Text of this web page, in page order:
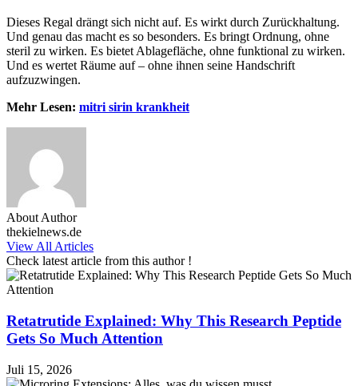
Dieses Regal drängt sich nicht auf. Es wirkt durch Zurückhaltung.
Und genau das macht es so besonders. Es bringt Ordnung, ohne
steril zu wirken. Es bietet Ablagefläche, ohne funktional zu wirken.
Und es wertet Räume auf – ohne ihnen seine Handschrift
aufzuzwingen.
Mehr Lesen: mitri sirin krankheit
About Author
thekielnews.de
View All Articles
Check latest article from this author !
Retatrutide Explained: Why This Research Peptide
Gets So Much Attention
Juli 15, 2026